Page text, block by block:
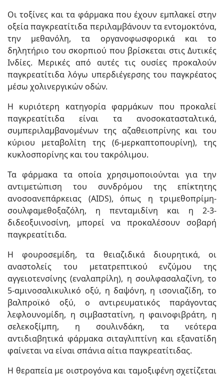
Οι τοξίνες και τα φάρμακα που έχουν εμπλακεί στην
οξεία παγκρεατίτιδα περιλαμβάνουν τα εντομοκτόνα,
την μεθανόλη, τα οργανοφωσφορικά και το
δηλητήριο του σκορπιού που βρίσκεται στις Δυτικές
Ινδίες. Μερικές από αυτές τις ουσίες προκαλούν
παγκρεατίτιδα λόγω υπερδιέγερσης του παγκρέατος
μέσω χολινεργικών οδών.
Η κυριότερη κατηγορία φαρμάκων που προκαλεί
παγκρεατίτιδα είναι τα ανοσοκατασταλτικά,
συμπεριλαμβανομένων της αζαθειοπρίνης και του
κύριου μεταβολίτη της (6-μερκαπτοπουρίνη), της
κυκλοσπορίνης και του τακρόλιμου.
Τα φάρμακα τα οποία χρησιμοποιούνται για την
αντιμετώπιση του συνδρόμου της επίκτητης
ανοσοανεπάρκειας (AIDS), όπως η τριμεθοπρίμη-
σουλφαμεθοξαζόλη, η πενταμιδίνη και η 2-3-
διδεοξυινοσίνη, μπορεί να προκαλέσουν σοβαρή
παγκρεατίτιδα.
Η φουροσεμίδη, τα θειαζιδικά διουρητικά, οι
αναστολείς του μετατρεπτικού ενζύμου της
αγγειοτενσίνης (εναλαπρίλη), η σουλφασαλαζίνη, το
5-αμινοσαλικυλικό οξύ, η δαψόνη, η ισονιαζίδη, το
βαλπροϊκό οξύ, ο αντιρευματικός παράγοντας
λεφλουνομίδη, η σιμβαστατίνη, η φαινοφιβράτη, η
σελεκοξίμπη, η σουλινδάκη, τα νεότερα
αντιδιαβητικά φάρμακα σιταγλιπτίνη και εξανατίδη
φαίνεται να είναι σπάνια αίτια παγκρεατίτιδας.
Η θεραπεία με οιστρογόνα και ταμοξιφένη σχετίζεται